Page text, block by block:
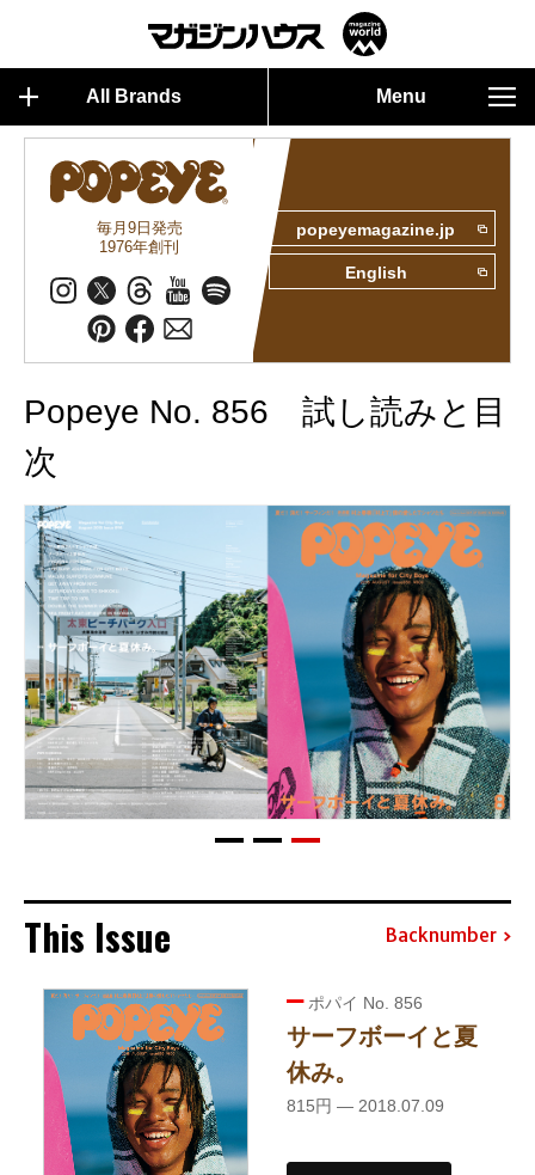
All Brands Menu
毎月9日発売
1976年創刊
popeyemagazine.jp
English
Popeye No. 856 試し読みと目
次
This Issue Backnumber
ポパイ No. 856
サーフボーイと夏
休み。
815円 — 2018.07.09